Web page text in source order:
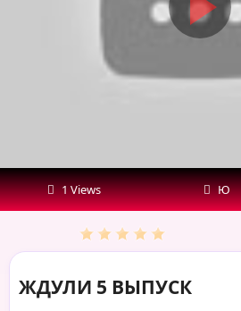
1 Views Ю
ЖДУЛИ 5 ВЫПУСК